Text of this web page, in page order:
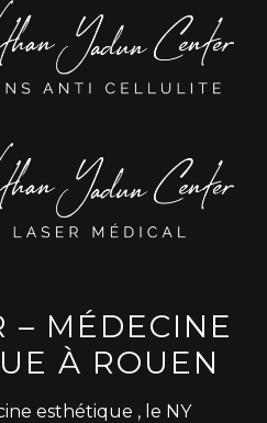
– MÉDECINE
À ROUEN
esthétique , le NY